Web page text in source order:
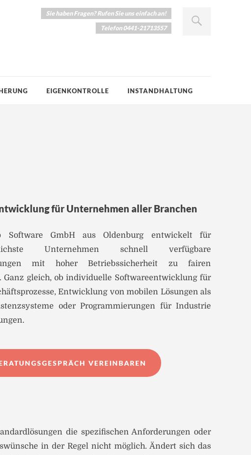
Sie haben Fragen? Rufen Sie uns einfach an!
Telefon 0441-21713557
EIGENKONTROLLE INSTANDHALTUNG
für Unternehmen aller Branchen
Software GmbH aus Oldenburg entwickelt für
Unternehmen schnell verfügbare
mit hoher Betriebssicherheit zu fairen
Ganz gleich, ob individuelle Softwareentwicklung für
Entwicklung von mobilen Lösungen als
oder Programmierungen für Industrie
VEREINBAREN
die spezifischen Anforderungen oder
in der Regel nicht möglich. Ändert sich das